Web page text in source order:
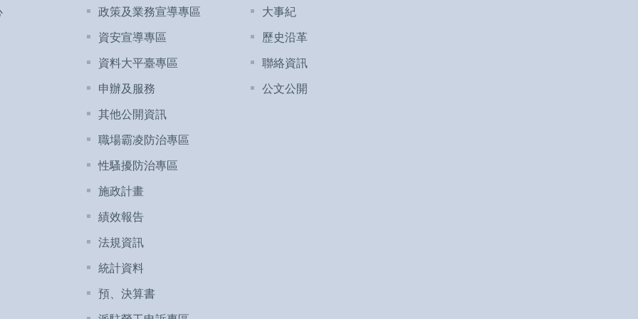
政策及業務宣導專區
資安宣導專區
資料大平臺專區
申辦及服務
其他公開資訊
職場霸凌防治專區
性騷擾防治專區
施政計畫
績效報告
法規資訊
統計資料
預、決算書
大事紀
歷史沿革
聯絡資訊
公文公開